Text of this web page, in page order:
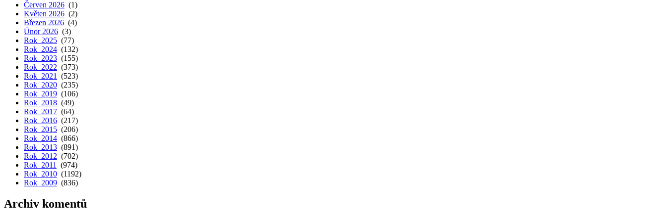
Červen 2026 (1)
Květen 2026 (2)
Březen 2026 (4)
Únor 2026 (3)
Rok 2025 (77)
Rok 2024 (132)
Rok 2023 (155)
Rok 2022 (373)
Rok 2021 (523)
Rok 2020 (235)
Rok 2019 (106)
Rok 2018 (49)
Rok 2017 (64)
Rok 2016 (217)
Rok 2015 (206)
Rok 2014 (866)
Rok 2013 (891)
Rok 2012 (702)
Rok 2011 (974)
Rok 2010 (1192)
Rok 2009 (836)
Archiv komentů